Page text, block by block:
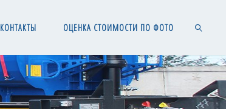
КОНТАКТЫ ОЦЕНКА СТОИМОСТИ ПО ФОТО
SEARCH